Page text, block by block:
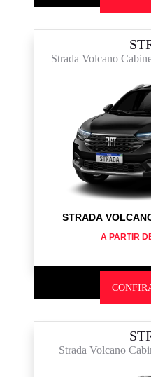
Strada Volcano
STRADA
A PARTIR
Strada Volcano